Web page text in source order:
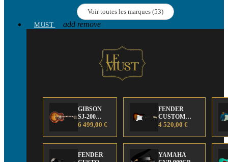
Voir toutes les marques (53)
MUST
add remove
GIBSON
SJ-200
Anniversary
Edition
6 499,00 €
FENDER
CUSTOM
SHOP Strat 63'
4 520,00 €
FENDER
YAMAHA